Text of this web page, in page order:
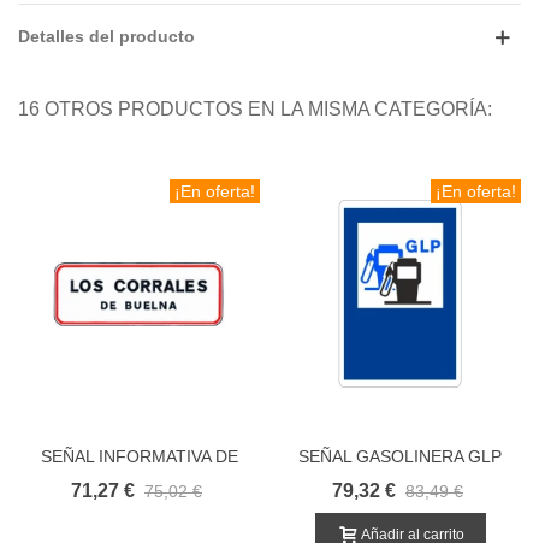
Detalles del producto
16 OTROS PRODUCTOS EN LA MISMA CATEGORÍA:
¡En oferta!
SEÑAL INFORMATIVA DE
ORIENTACION
71,27 € 75,02 €
¡En oferta!
SEÑAL GASOLINERA GLP
S105
79,32 € 83,49 €
Añadir al carrito